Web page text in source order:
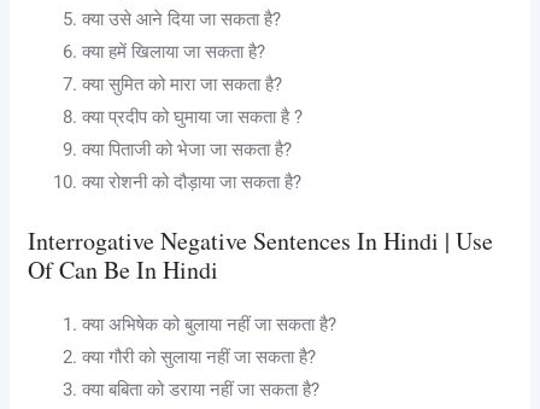
क्या उसे आने दिया जा सकता है?
क्या हमें खिलाया जा सकता है?
क्या सुमित को मारा जा सकता है?
क्या प्रदीप को घुमाया जा सकता है ?
क्या पिताजी को भेजा जा सकता है?
क्या रोशनी को दौड़ाया जा सकता है?
Interrogative Negative Sentences In Hindi | Use
Of Can Be In Hindi
क्या अभिषेक को बुलाया नहीं जा सकता है?
क्या गौरी को सुलाया नहीं जा सकता है?
क्या बबिता को डराया नहीं जा सकता है?